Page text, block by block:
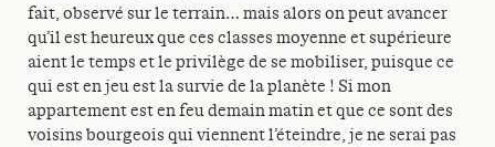
fait, observé sur le terrain… mais alors on peut avancer
qu’il est heureux que ces classes moyenne et supérieure
aient le temps et le privilège de se mobiliser, puisque ce
qui est en jeu est la survie de la planète ! Si mon
appartement est en feu demain matin et que ce sont des
voisins bourgeois qui viennent l’éteindre, je ne serai pas